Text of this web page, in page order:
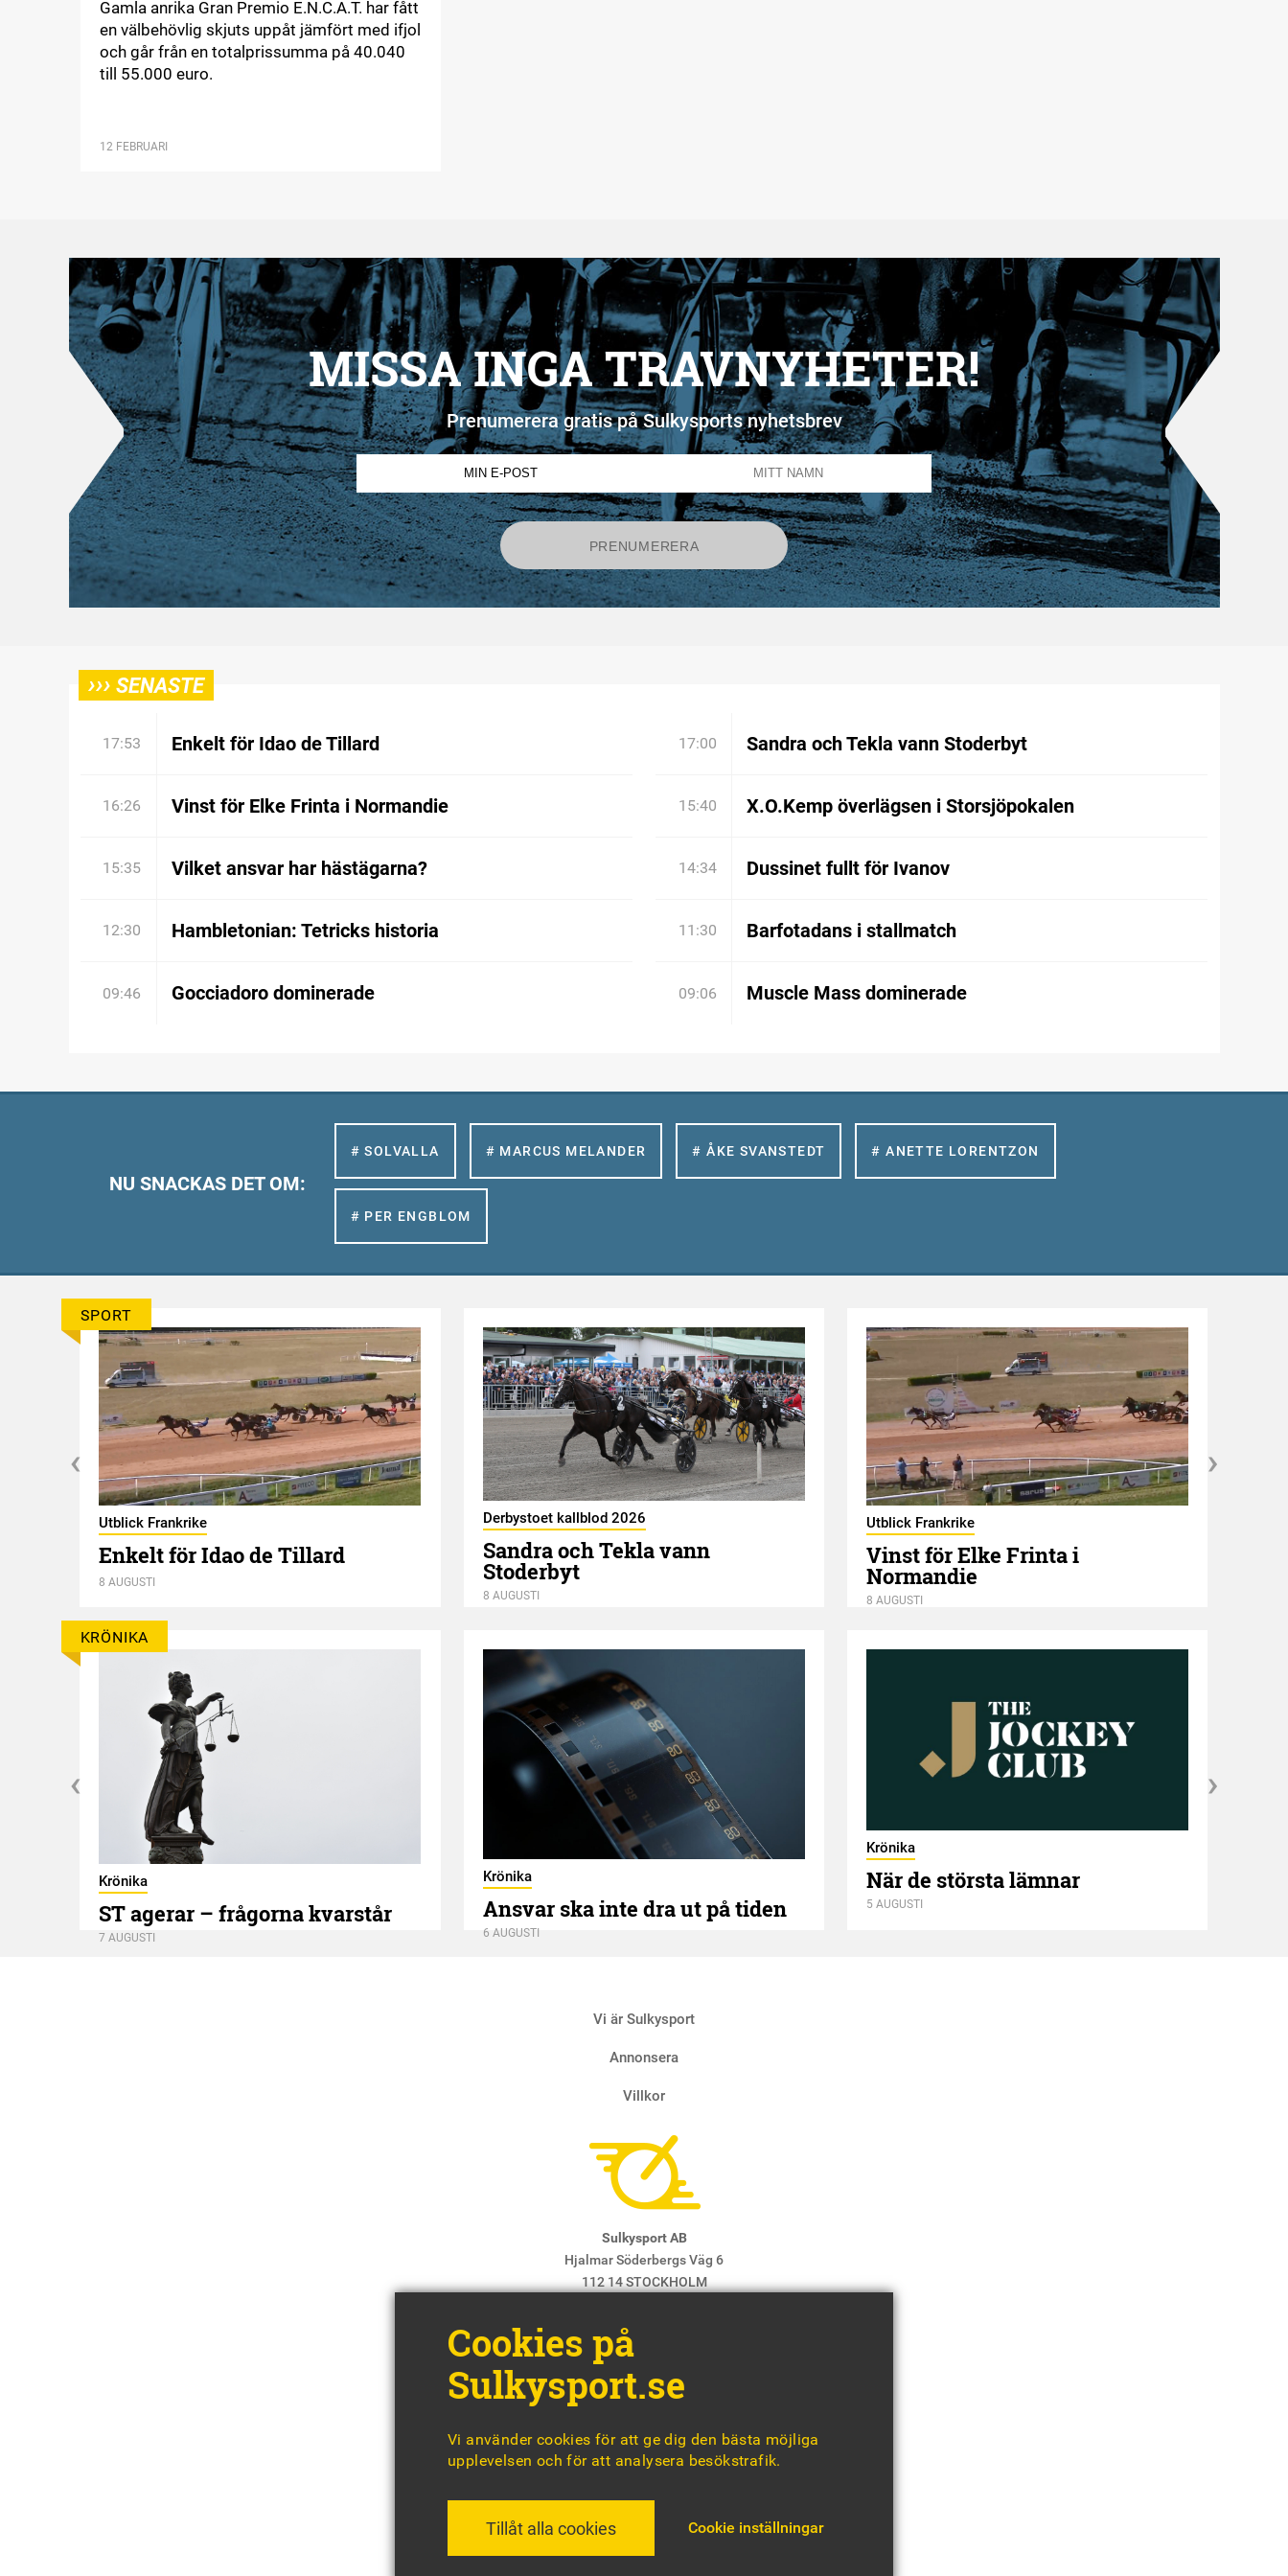
Gamla anrika Gran Premio E.N.C.A.T. har fått
en välbehövlig skjuts uppåt jämfört med ifjol
och går från en totalprissumma på 40.040
till 55.000 euro.
12 FEBRUARI
MISSA INGA TRAVNYHETER!
Prenumerera gratis på Sulkysports nyhetsbrev
››› SENASTE
17:53 Enkelt för Idao de Tillard 17:00 Sandra och Tekla vann Stoderbyt
16:26 Vinst för Elke Frinta i Normandie 15:40 X.O.Kemp överlägsen i Storsjöpokalen
15:35 Vilket ansvar har hästägarna? 14:34 Dussinet fullt för Ivanov
12:30 Hambletonian: Tetricks historia 11:30 Barfotadans i stallmatch
09:46 Gocciadoro dominerade 09:06 Muscle Mass dominerade
NU SNACKAS DET OM:
# SOLVALLA # MARCUS MELANDER # ÅKE SVANSTEDT # ANETTE LORENTZON
# PER ENGBLOM
SPORT
Utblick Frankrike
Enkelt för Idao de Tillard
8 AUGUSTI
Derbystoet kallblod 2026
Sandra och Tekla vann
Stoderbyt
8 AUGUSTI
Utblick Frankrike
Vinst för Elke Frinta i
Normandie
8 AUGUSTI
KRÖNIKA
Krönika
ST agerar – frågorna kvarstår
7 AUGUSTI
Krönika
Ansvar ska inte dra ut på tiden
6 AUGUSTI
Krönika
När de största lämnar
5 AUGUSTI
Vi är Sulkysport
Annonsera
Villkor
Sulkysport AB
Hjalmar Söderbergs Väg 6
112 14 STOCKHOLM
Chefredaktör & ansvarig utgivare:
Cookies på
Sulkysport.se
Vi använder cookies för att ge dig den bästa möjliga
upplevelsen och för att analysera besökstrafik.
Tillåt alla cookies Cookie inställningar